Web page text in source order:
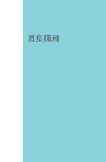
募集職種